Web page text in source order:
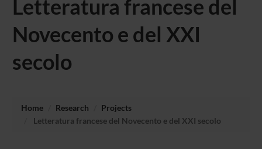
Letteratura francese del
Novecento e del XXI
secolo
Home Research
Projects
Letteratura francese del Novecento e del XXI secolo